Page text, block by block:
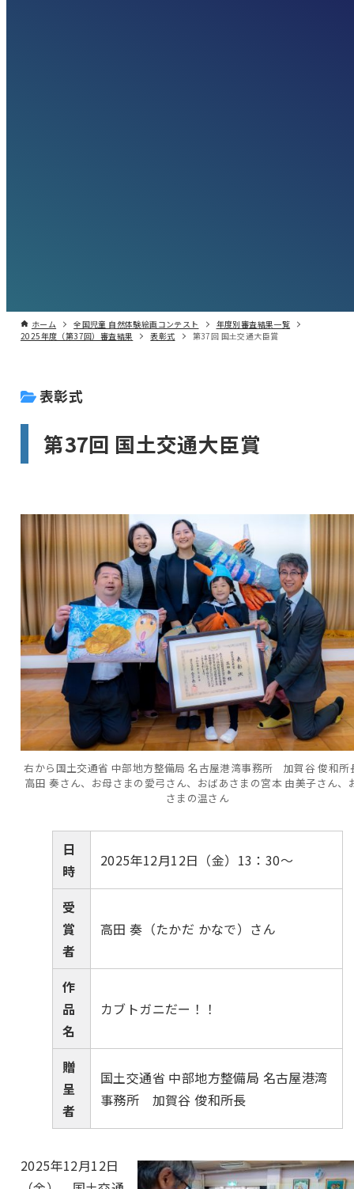
ホーム 全国児童 自然体験絵画コンテスト
年度別審査結果一覧
2025年度（第37回）審査結果
表彰式 第37回 国土交通大臣賞
表彰式
第37回 国土交通大臣賞
右から国土交通省 中部地方整備局 名古屋港湾事務所 加賀谷 俊和所
高田 奏さん、お母さまの愛弓さん、おばあさまの宮本 由美子さん、
さまの温さん
日
時
2025年12月12日（金）13：30〜
受
賞
者
高田 奏（たかだ かなで）さん
作
品
名
カブトガニだー！！
贈
呈
者
国土交通省 中部地方整備局 名古屋港湾
事務所 加賀谷 俊和所長
2025年12月12日